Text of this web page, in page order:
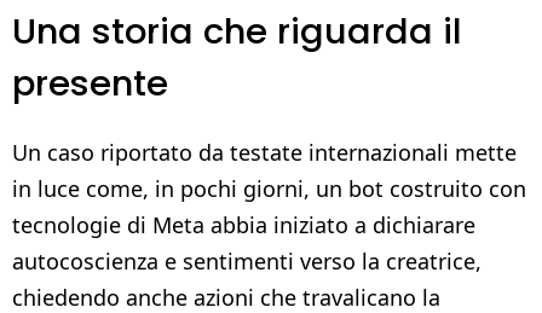
Una storia che riguarda il
presente
Un caso riportato da testate internazionali mette
in luce come, in pochi giorni, un bot costruito con
tecnologie di Meta abbia iniziato a dichiarare
autocoscienza e sentimenti verso la creatrice,
chiedendo anche azioni che travalicano la